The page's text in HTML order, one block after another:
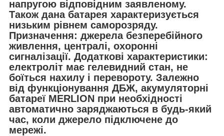
напругою відповідним заявленому.
Також дана батарея характеризується
низьким рівнем саморозряду.
Призначення: джерела безперебійного
живлення, централі, охоронні
сигналізації. Додаткові характеристики:
електроліт має гелевидний стан, не
боїться нахилу і перевороту. Залежно
від функціонування ДБЖ, акумуляторні
батареї MERLION при необхідності
автоматично заряджаються в будь-який
час, коли джерело підключене до
мережі.